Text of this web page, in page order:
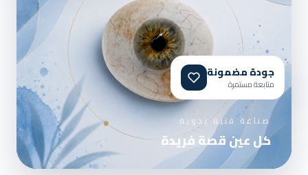
صناعة فنية يدوية
كل عين قصة فريدة
جودة مضمونة
متابعة مستمرة